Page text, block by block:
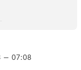
— 07:08